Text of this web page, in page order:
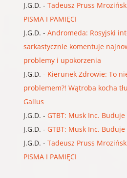
J.G.D. - Tadeusz Pruss
PISMA I PAMIĘCI
J.G.D. - Andromeda: Rosyjski
sarkastycznie komentuje
problemy i upokorzenia
J.G.D. - Kierunek Zdrowie: To
problemem?! Wątroba kocha
Gallus
J.G.D. - GTBT: Musk Inc.
J.G.D. - GTBT: Musk Inc.
J.G.D. - Tadeusz Pruss
PISMA I PAMIĘCI